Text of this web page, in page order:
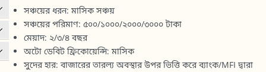
সঞ্চয়ের ধরন: মাসিক সঞ্চয়
সঞ্চয়ের পরিমাণ: ৫০০/১০০০/২০০০/৩০০০ টাকা
মেয়াদ: ২/৩/৪ বছর
অটো ডেবিট ফ্রিকোয়েন্সি: মাসিক
সুদের হার: বাজারের তারল্য অবস্থার উপর ভিত্তি করে ব্যাংক/MFI দ্বারা